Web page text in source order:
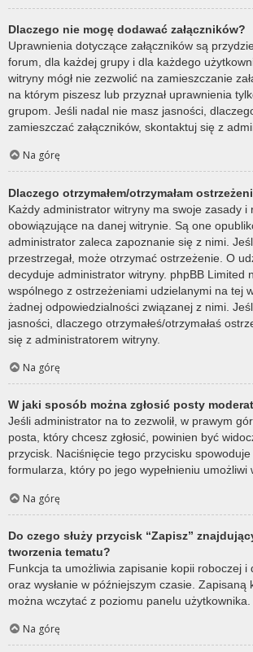
Dlaczego nie mogę dodawać załączników?
Uprawnienia dotyczące załączników są
forum, dla każdej grupy i dla każdego
witryny mógł nie zezwolić na zamieszczanie
na którym piszesz lub przyznał uprawnienia
grupom. Jeśli nadal nie masz jasności,
zamieszczać załączników, skontaktuj się z
Na górę
Dlaczego otrzymałem/otrzymałam
Każdy administrator witryny ma swoje zasady i
obowiązujące na danej witrynie. Są one
administrator zaleca zapoznanie się z nimi.
przestrzegał, może otrzymać ostrzeżenie. O
decyduje administrator witryny. phpBB Limited
wspólnego z ostrzeżeniami udzielanymi na tej
żadnej odpowiedzialności związanej z nimi.
jasności, dlaczego otrzymałeś/otrzymałaś
się z administratorem witryny.
Na górę
W jaki sposób można zgłosić posty
Jeśli administrator na to zezwolił, w prawym
posta, który chcesz zgłosić, powinien być
przycisk. Naciśnięcie tego przycisku
formularza, który po jego wypełnieniu umożliwi
Na górę
Do czego służy przycisk “Zapisz”
tworzenia tematu?
Funkcja ta umożliwia zapisanie kopii roboczej i
oraz wysłanie w późniejszym czasie. Zapisaną
można wczytać z poziomu panelu użytkownika.
Na górę